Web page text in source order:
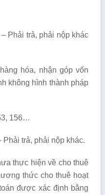
phải nộp khác
hóa, nhận góp vốn
không hình thành pháp
156…
phải nộp khác.
thực hiện về cho thuê
thức cho thuê hoạt
được xác định bằng